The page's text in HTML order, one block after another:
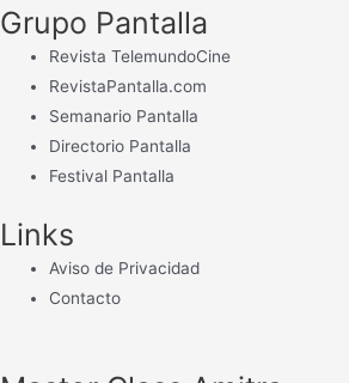
Grupo Pantalla
Revista TelemundoCine
RevistaPantalla.com
Semanario Pantalla
Directorio Pantalla
Festival Pantalla
Links
Aviso de Privacidad
Contacto